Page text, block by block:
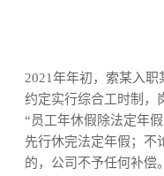
2021年年初，索某入职
约定实行综合工时制，
“员工年休假除法定年
先行休完法定年假；不
的，公司不予任何补偿